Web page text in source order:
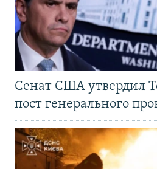
Сенат США утвердил
пост генерального